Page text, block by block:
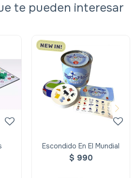
te pueden interesar
Escondido En El Mundial
$ 990